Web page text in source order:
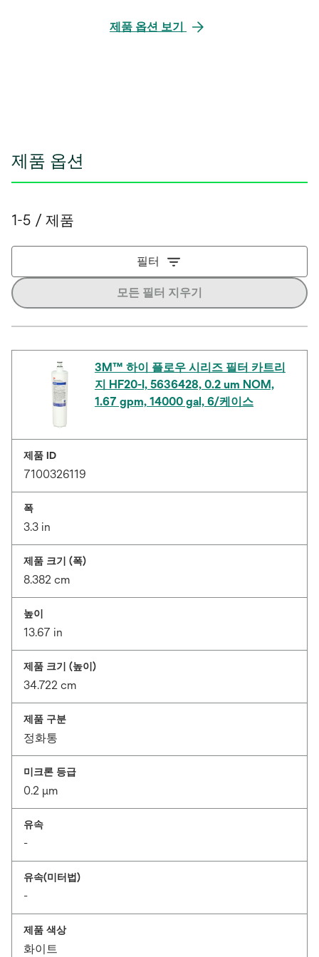
제품 옵션 보기
제품 옵션
1-5 / 제품
필터
모든 필터 지우기
3M™ 하이 플로우 시리즈 필터 카트리
지 HF20-I, 5636428, 0.2 um NOM,
1.67 gpm, 14000 gal, 6/케이스
제품 ID
7100326119
폭
3.3 in
제품 크기 (폭)
8.382 cm
높이
13.67 in
제품 크기 (높이)
34.722 cm
제품 구분
정화통
미크론 등급
0.2 μm
유속
-
유속(미터법)
-
제품 색상
화이트